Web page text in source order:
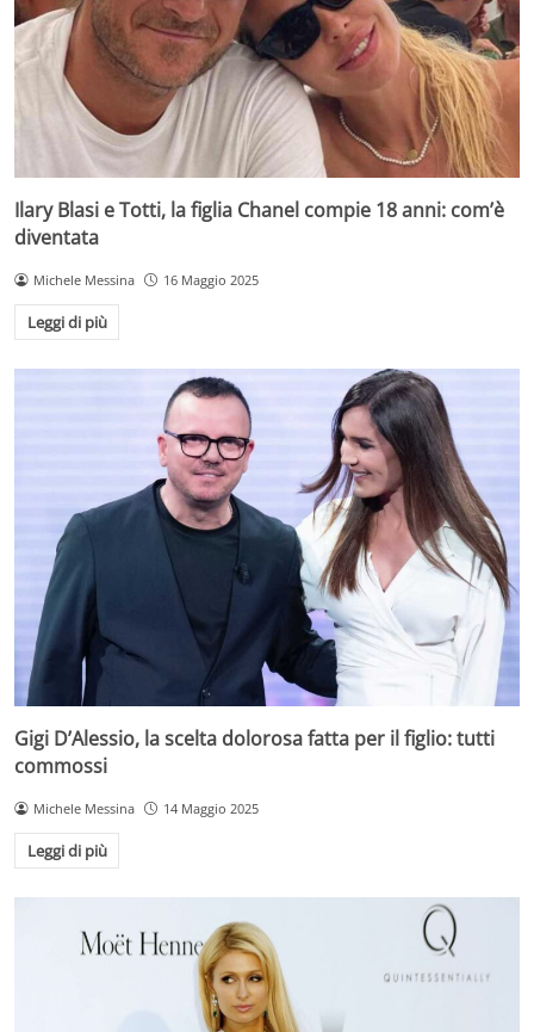
Ilary Blasi e Totti, la figlia Chanel compie 18 anni: com’è
diventata
Michele Messina 16 Maggio 2025
Leggi di più
Gigi D’Alessio, la scelta dolorosa fatta per il figlio: tutti
commossi
Michele Messina 14 Maggio 2025
Leggi di più